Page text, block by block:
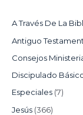
A Través De La
Antiguo
Consejos
Discipulado
Especiales (7)
Jesús (366)